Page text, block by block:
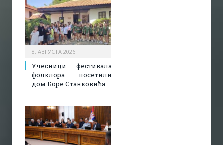
8. АВГУСТА 2026.
Учесници фестивала
фолклора посетили
дом Боре Станковића